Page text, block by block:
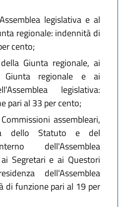
legislativa e al
regionale: indennità di
cento;
Giunta regionale, ai
Giunta regionale e ai
legislativa:
pari al 33 per cento;
assembleari,
dello Statuto e del
dell'Assemblea
Segretari e ai Questori
dell'Assemblea
di funzione pari al 19 per